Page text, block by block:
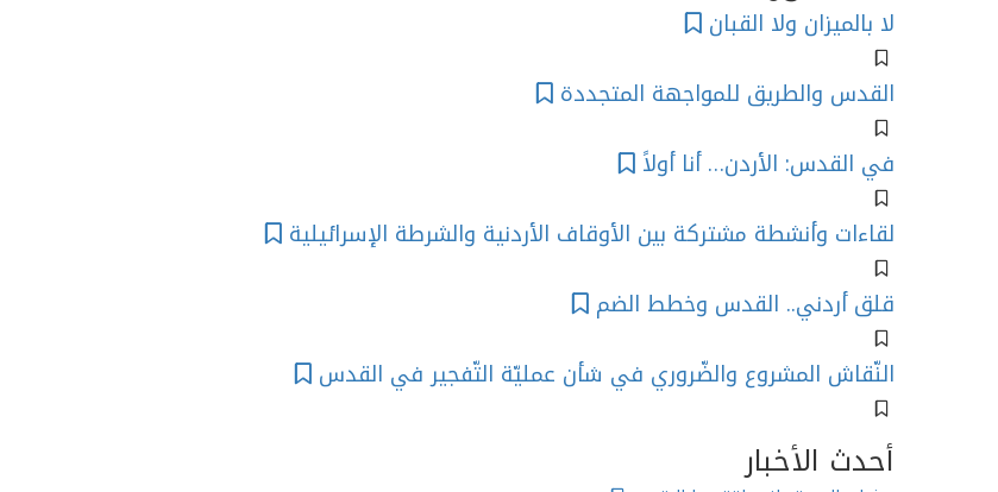
لا بالميزان ولا القبان
القدس والطريق للمواجهة المتجددة
في القدس: الأردن… أنا أولاً
لقاءات وأنشطة مشتركة بين الأوقاف الأردنية والشرطة الإسرائيلية
قلق أردني.. القدس وخطط الضم
النّقاش المشروع والضّروري في شأن عمليّة التّفجير في القدس
أحدث الأخبار